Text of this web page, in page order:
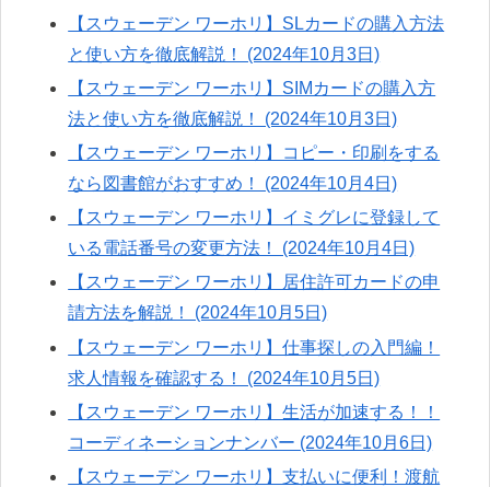
【スウェーデン ワーホリ】SLカードの購入方法
と使い方を徹底解説！ (2024年10月3日)
【スウェーデン ワーホリ】SIMカードの購入方
法と使い方を徹底解説！ (2024年10月3日)
【スウェーデン ワーホリ】コピー・印刷をする
なら図書館がおすすめ！ (2024年10月4日)
【スウェーデン ワーホリ】イミグレに登録して
いる電話番号の変更方法！ (2024年10月4日)
【スウェーデン ワーホリ】居住許可カードの申
請方法を解説！ (2024年10月5日)
【スウェーデン ワーホリ】仕事探しの入門編！
求人情報を確認する！ (2024年10月5日)
【スウェーデン ワーホリ】生活が加速する！！
コーディネーションナンバー (2024年10月6日)
【スウェーデン ワーホリ】支払いに便利！渡航